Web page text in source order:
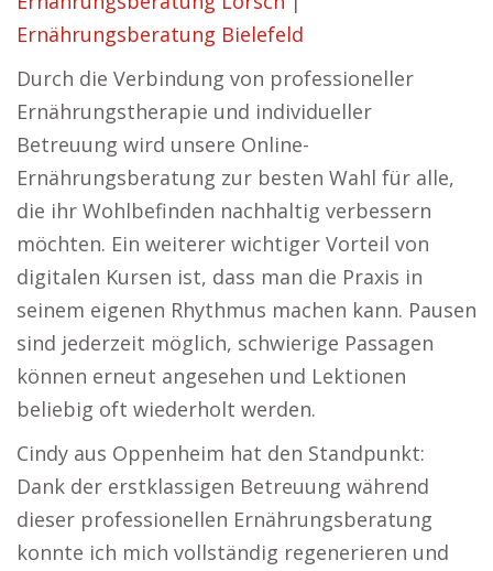
Ernährungsberatung Bielefeld
Durch die Verbindung von professioneller
Ernährungstherapie und individueller
Betreuung wird unsere Online-
Ernährungsberatung zur besten Wahl für alle,
die ihr Wohlbefinden nachhaltig verbessern
möchten. Ein weiterer wichtiger Vorteil von
digitalen Kursen ist, dass man die Praxis in
seinem eigenen Rhythmus machen kann. Pausen
sind jederzeit möglich, schwierige Passagen
können erneut angesehen und Lektionen
beliebig oft wiederholt werden.
Cindy aus Oppenheim hat den Standpunkt:
Dank der erstklassigen Betreuung während
dieser professionellen Ernährungsberatung
konnte ich mich vollständig regenerieren und